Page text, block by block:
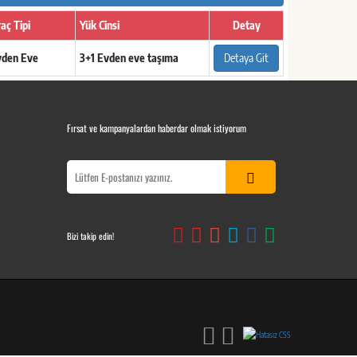
Tipi Yük Cinsi Detay
Eve 3+1 Evden eve taşıma Detaya Git
Fırsat ve kampanyalardan haberdar olmak istiyorum
Bizi takip edin!